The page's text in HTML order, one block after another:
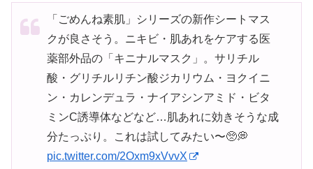
「ごめんね素肌」シリーズの新作シートマス
クが良さそう。ニキビ・肌あれをケアする医
薬部外品の「キニナルマスク」。サリチル
酸・グリチルリチン酸ジカリウム・ヨクイニ
ン・カレンデュラ・ナイアシンアミド・ビタ
ミンC誘導体などなど…肌あれに効きそうな成
分たっぷり。これは試してみたい〜🥺💭
pic.twitter.com/2Oxm9xVvvX